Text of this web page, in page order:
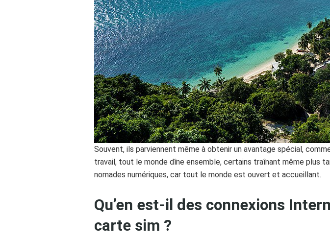
Souvent, ils parviennent même à obtenir un avantage spécial,
travail, tout le monde dîne ensemble, certains traînant même plus
nomades numériques, car tout le monde est ouvert et accueillant.
Qu’en est-il des connexions
carte sim ?